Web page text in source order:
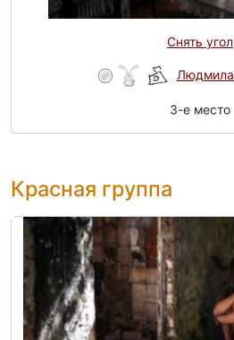
Снять угол
Людмила
3-e место
Красная группа